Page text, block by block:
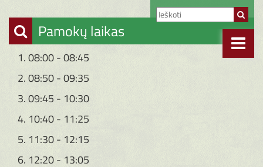
Pamokų laikas
1. 08:00 - 08:45
2. 08:50 - 09:35
3. 09:45 - 10:30
4. 10:40 - 11:25
5. 11:30 - 12:15
6. 12:20 - 13:05